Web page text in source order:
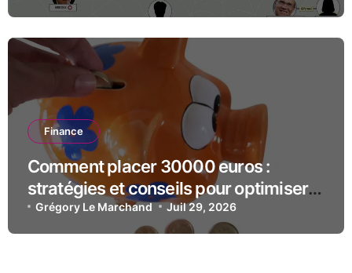
Finance
Comment placer 30000 euros :
stratégies et conseils pour optimiser
votre investissement
Grégory Le Marchand Juil 29, 2026